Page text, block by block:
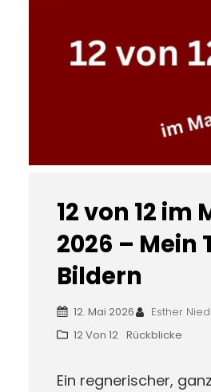
12 von 12 im
2026 – Mein
Bildern
12. Mai 2026
Esther
12 Von 12 Rückblicke
Ein regnerischer, ganz